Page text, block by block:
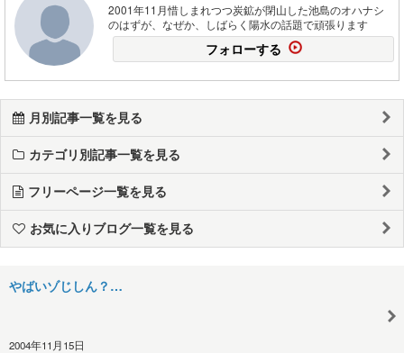
2001年11月惜しまれつつ炭鉱が閉山した池島のオハナシ
のはずが、なぜか、しばらく陽水の話題で頑張ります
フォローする
月別記事一覧を見る
カテゴリ別記事一覧を見る
フリーページ一覧を見る
お気に入りブログ一覧を見る
やばいゾじしん？…
2004年11月15日